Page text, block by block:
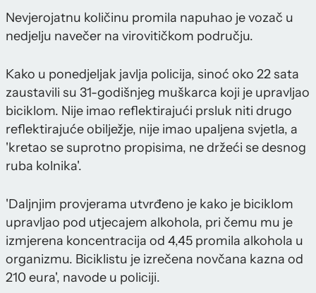
Nevjerojatnu količinu promila napuhao je vozač u
nedjelju navečer na virovitičkom području.
Kako u ponedjeljak javlja policija, sinoć oko 22 sata
zaustavili su 31-godišnjeg muškarca koji je upravljao
biciklom. Nije imao reflektirajući prsluk niti drugo
reflektirajuće obilježje, nije imao upaljena svjetla, a
'kretao se suprotno propisima, ne držeći se desnog
ruba kolnika'.
'Daljnjim provjerama utvrđeno je kako je biciklom
upravljao pod utjecajem alkohola, pri čemu mu je
izmjerena koncentracija od 4,45 promila alkohola u
organizmu. Biciklistu je izrečena novčana kazna od
210 eura', navode u policiji.